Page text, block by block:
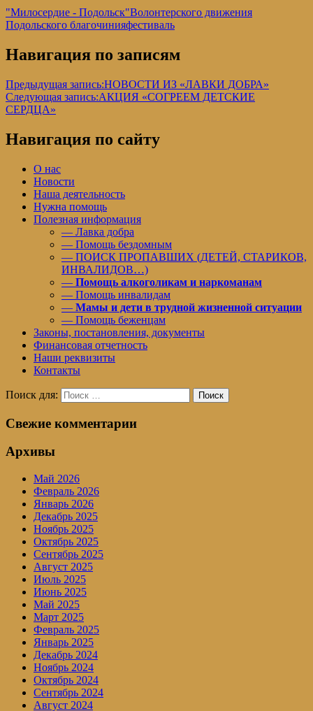
"Милосердие - Подольск"Волонтерского движения
Подольского благочинияфестиваль
Навигация по записям
Предыдущая запись:НОВОСТИ ИЗ «ЛАВКИ ДОБРА»
Следующая запись:АКЦИЯ «СОГРЕЕМ ДЕТСКИЕ
СЕРДЦА»
Навигация по сайту
О нас
Новости
Наша деятельность
Нужна помощь
Полезная информация
— Лавка добра
— Помощь бездомным
— ПОИСК ПРОПАВШИХ (ДЕТЕЙ, СТАРИКОВ,
ИНВАЛИДОВ…)
— Помощь алкоголикам и наркоманам
— Помощь инвалидам
— Мамы и дети в трудной жизненной ситуации
— Помощь беженцам
Законы, постановления, документы
Финансовая отчетность
Наши реквизиты
Контакты
Поиск для: Поиск
Свежие комментарии
Архивы
Май 2026
Февраль 2026
Январь 2026
Декабрь 2025
Ноябрь 2025
Октябрь 2025
Сентябрь 2025
Август 2025
Июль 2025
Июнь 2025
Май 2025
Март 2025
Февраль 2025
Январь 2025
Декабрь 2024
Ноябрь 2024
Октябрь 2024
Сентябрь 2024
Август 2024